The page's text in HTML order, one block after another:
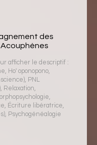
des
afficher le descriptif :
, Ho' oponopono,
, PNL
, Relaxation,
,
, Écriture libératrice,
, Psychogénéalogie